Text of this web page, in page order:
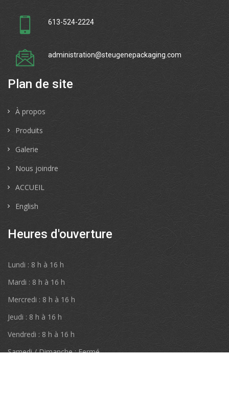
613-524-2224
administration@steugenepackaging.com
Plan de site
À propos
Produits
Galerie
Nous joindre
ACCUEIL
English
Heures d'ouverture
Lundi : 8 h à 16 h
Mardi : 8 h à 16 h
Mercredi : 8 h à 16 h
Jeudi : 8 h à 16 h
Vendredi : 8 h à 16 h
Samedi / Dimanche : Fermé